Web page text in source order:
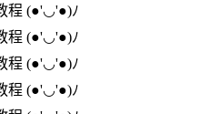
程 (●'◡'●)ﾉ
程 (●'◡'●)ﾉ
程 (●'◡'●)ﾉ
程 (●'◡'●)ﾉ